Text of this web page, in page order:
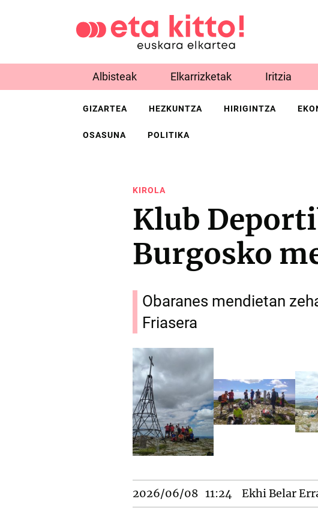
Albisteak Elkarrizketak Iritzia
GIZARTEA HEZKUNTZA HIRIGINTZA
OSASUNA POLITIKA
KIROLA
Klub
Burgosko
Obaranes mendietan
Friasera
2026/06/08 11:24 Ekhi Belar